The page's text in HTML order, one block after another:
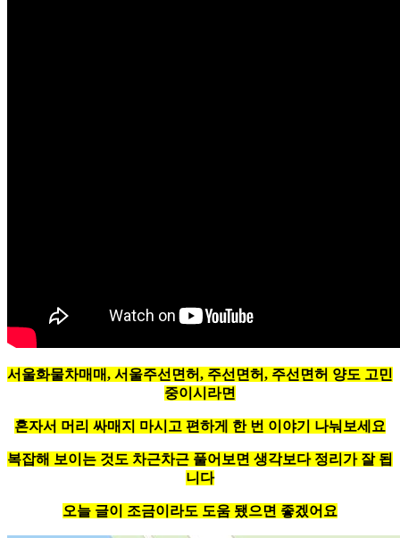
서울화물차매매, 서울주선면허, 주선면허, 주선면허 양도 고민
중이시라면
혼자서 머리 싸매지 마시고 편하게 한 번 이야기 나눠보세요
복잡해 보이는 것도 차근차근 풀어보면 생각보다 정리가 잘 됩
니다
오늘 글이 조금이라도 도움 됐으면 좋겠어요